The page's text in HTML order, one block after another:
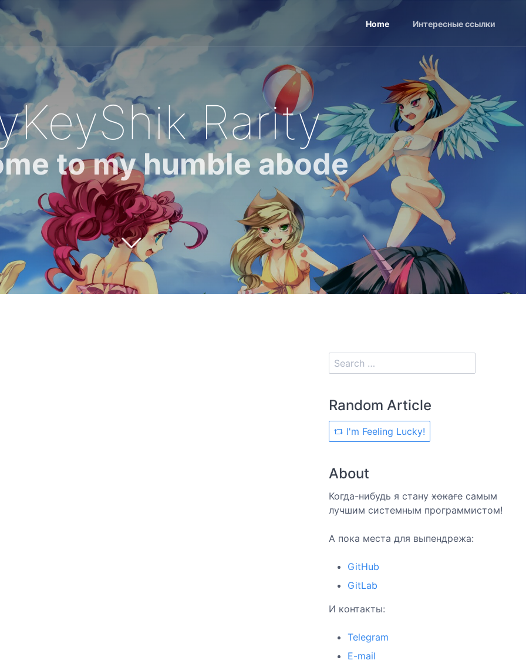
Home Интересные ссылки
Rarity
to my humble abode
Random Article
I'm Feeling Lucky!
About
Когда-нибудь я стану хокаге самым
лучшим системным программистом!
А пока места для выпендрежа:
GitHub
GitLab
И контакты:
Telegram
E-mail